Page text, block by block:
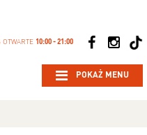
OTWARTE 10:00 - 21:00
POKAŻ MENU